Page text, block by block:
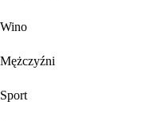
Wino
Mężczyźni
Sport